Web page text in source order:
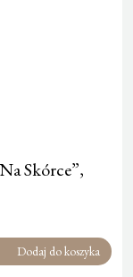
Skórce”,
Dodaj do koszyka